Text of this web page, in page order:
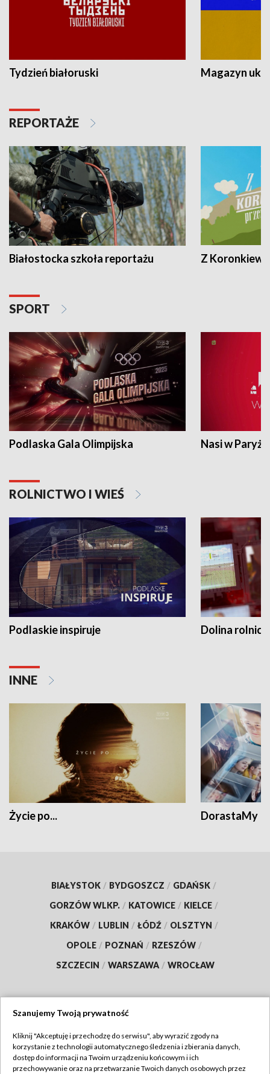
Tydzień białoruski Magazyn
REPORTAŻE
Białostocka szkoła reportażu Z
SPORT
Podlaska Gala Olimpijska Nasi w Paryżu
ROLNICTWO I WIEŚ
Podlaskie inspiruje Dolina
INNE
Życie po... DorastaMy
BIAŁYSTOK / BYDGOSZCZ / GDAŃSK /
GORZÓW WLKP. / KATOWICE / KIELCE /
KRAKÓW / LUBLIN / ŁÓDŹ / OLSZTYN /
OPOLE / POZNAŃ / RZESZÓW /
SZCZECIN / WARSZAWA / WROCŁAW
TVP
Abonament TVP
Szanujemy Twoją prywatność
Kliknij "Akceptuję i przechodzę do serwisu", aby wyrazić zgody na
korzystanie z technologii automatycznego śledzenia i zbierania danych,
dostęp do informacji na Twoim urządzeniu końcowym i ich
przechowywanie oraz na przetwarzanie Twoich danych osobowych przez